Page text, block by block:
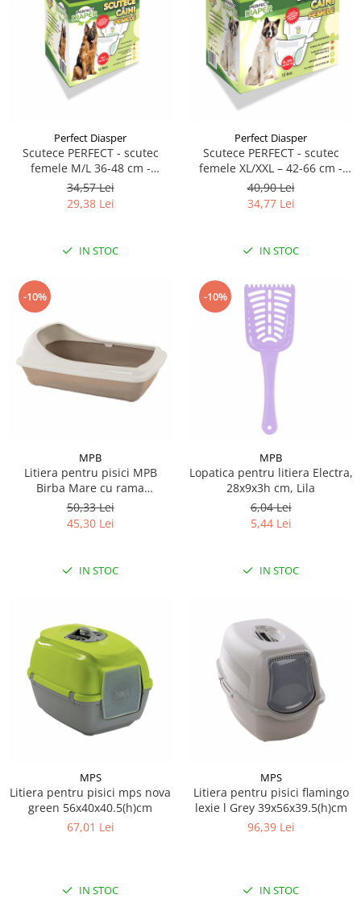
Perfect Diasper
Scutece PERFECT - scutec
femele M/L 36-48 cm -
circumferinta taliei 12 buc
34,57 Lei
29,38 Lei
IN STOC
Perfect Diasper
Scutece PERFECT - scutec
femele XL/XXL – 42-66 cm -
circumferinta taliei 12 buc
40,90 Lei
34,77 Lei
IN STOC
-10%
MPB
Litiera pentru pisici MPB
Birba Mare cu rama
detasabila, 56x39x20h cm, roz
50,33 Lei
45,30 Lei
IN STOC
-10%
MPB
Lopatica pentru litiera Electra,
28x9x3h cm, Lila
6,04 Lei
5,44 Lei
IN STOC
MPS
Litiera pentru pisici mps nova
green 56x40x40.5(h)cm
67,01 Lei
IN STOC
MPS
Litiera pentru pisici flamingo
lexie l Grey 39x56x39.5(h)cm
96,39 Lei
IN STOC